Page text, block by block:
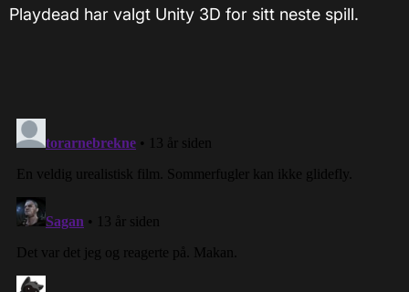
Playdead har valgt Unity 3D for sitt neste spill.